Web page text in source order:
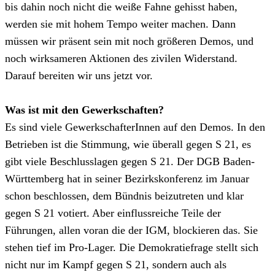
bis dahin noch nicht die weiße Fahne gehisst haben,
werden sie mit hohem Tempo weiter machen. Dann
müssen wir präsent sein mit noch größeren Demos, und
noch wirksameren Aktionen des zivilen Widerstand.
Darauf bereiten wir uns jetzt vor.
Was ist mit den Gewerkschaften?
Es sind viele GewerkschafterInnen auf den Demos. In den
Betrieben ist die Stimmung, wie überall gegen S 21, es
gibt viele Beschlusslagen gegen S 21. Der DGB Baden-
Württemberg hat in seiner Bezirkskonferenz im Januar
schon beschlossen, dem Bündnis beizutreten und klar
gegen S 21 votiert. Aber einflussreiche Teile der
Führungen, allen voran die der IGM, blockieren das. Sie
stehen tief im Pro-Lager. Die Demokratiefrage stellt sich
nicht nur im Kampf gegen S 21, sondern auch als